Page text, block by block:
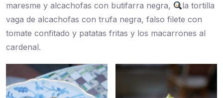
maresme y alcachofas con butifarra negra,
la tortilla
vaga de alcachofas con trufa negra, falso filete con
tomate confitado y patatas fritas y los macarrones al
cardenal.